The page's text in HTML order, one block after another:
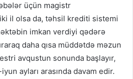
üçün magistr
il olsa da, təhsil krediti sistemi
imkan verdiyi qədərə
daha qısa müddətdə məzun
avqustun sonunda başlayır,
ayları arasında davam edir.